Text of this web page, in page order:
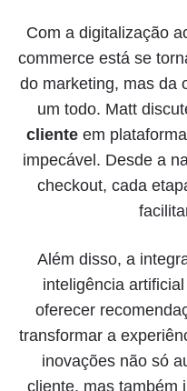
Com a digitalização
commerce está se
do marketing, mas da
um todo. Matt
cliente em
impecável. Desde a
checkout, cada
Além disso, a
inteligência
oferecer
transformar a
inovações não só
cliente, mas também